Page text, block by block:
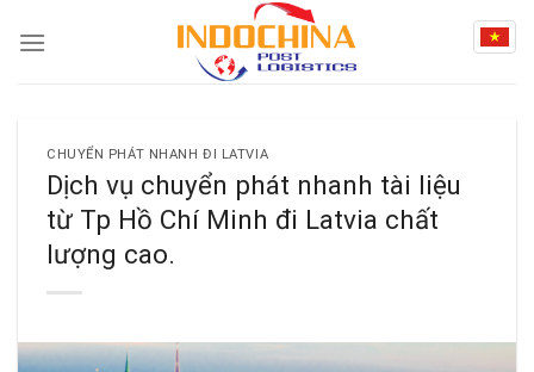
CHUYỂN PHÁT NHANH ĐI LATVIA
Dịch vụ chuyển phát nhanh tài liệu
từ Tp Hồ Chí Minh đi Latvia chất
lượng cao.